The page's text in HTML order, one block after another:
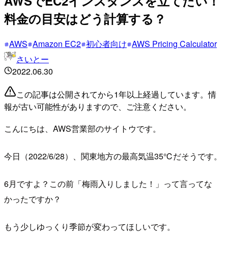
料金の目安はどう計算する？
AWS Amazon EC2 初心者向け AWS Pricing Calculator
さいとー
2022.06.30
この記事は公開されてから1年以上経過しています。情
報が古い可能性がありますので、ご注意ください。
こんにちは、AWS営業部のサイトウです。
今日（2022/6/28）、関東地方の最高気温35℃だそうです。
6月ですよ？この前「梅雨入りしました！」って言ってな
かったですか？
もう少しゆっくり季節が変わってほしいです。